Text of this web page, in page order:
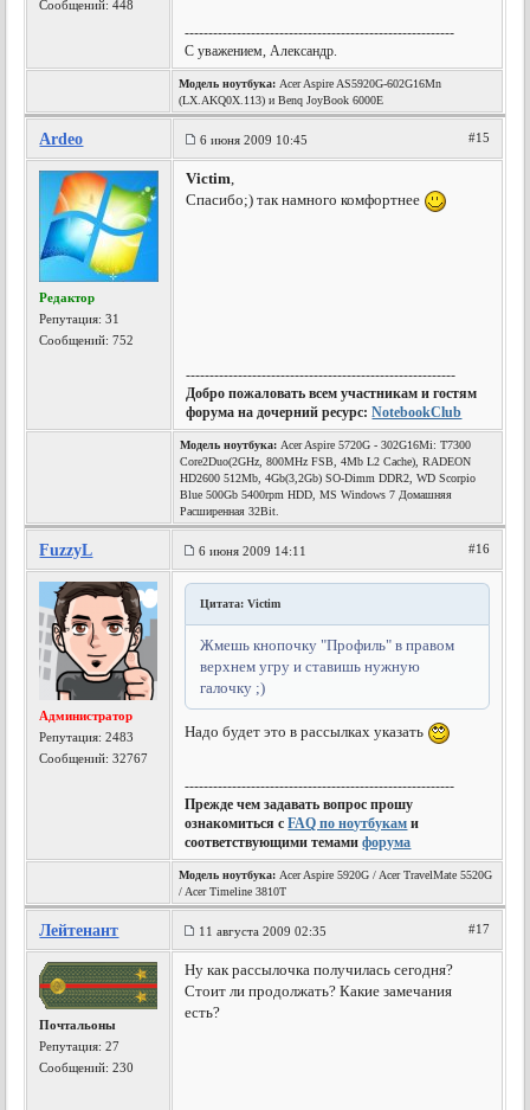
Сообщений: 448
---------------------------------------------------------
С уважением, Александр.
Модель ноутбука: Acer Aspire AS5920G-602G16Mn
(LX.AKQ0X.113) и Benq JoyBook 6000E
Ardeo 6 июня 2009 10:45 #15
Редактор
Репутация:31
Сообщений: 752
Victim,
Спасибо;) так намного комфортнее
---------------------------------------------------------
Добро пожаловать всем участникам и гостям
форума на дочерний ресурс:NotebookClub
Модель ноутбука: Acer Aspire 5720G - 302G16Mi: T7300
Core2Duo(2GHz, 800MHz FSB, 4Mb L2 Cache), RADEON
HD2600 512Mb, 4Gb(3,2Gb) SO-Dimm DDR2, WD Scorpio
Blue 500Gb 5400rpm HDD, MS Windows 7 Домашняя
Расширенная 32Bit.
FuzzyL 6 июня 2009 14:11 #16
Администратор
Репутация:2483
Сообщений: 32767
Цитата: Victim
Жмешь кнопочку "Профиль" в правом
верхнем угру и ставишь нужную
галочку ;)
Надо будет это в рассылках указать
---------------------------------------------------------
Прежде чем задавать вопрос прошу
ознакомиться сFAQ по ноутбукам и
соответствующими темамифорума
Модель ноутбука: Acer Aspire 5920G / Acer TravelMate 5520G
/ Acer Timeline 3810T
Лейтенант 11 августа 2009 02:35 #17
Почтальоны
Репутация:27
Сообщений: 230
Ну как рассылочка получилась сегодня?
Стоит ли продолжать? Какие замечания
есть?